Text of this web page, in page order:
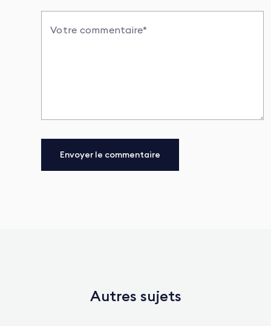
Autres sujets